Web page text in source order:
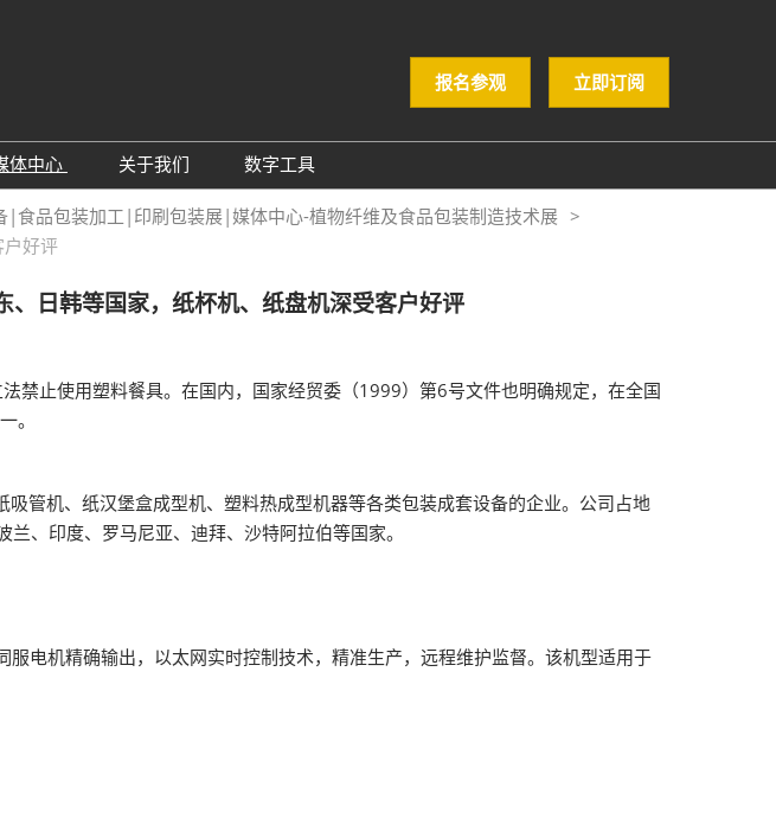
报名参观 立即订阅
贸配对
体中心
展会资讯
行业新闻
展商推介
关于我们
主办方介绍
联系我们
数字工具
GloConverting
|食品包装加工|印刷包装展|媒体中心-植物纤维及食品包装制造技术展
好评
日韩等国家，纸杯机、纸盘机深受客户好评
禁止使用塑料餐具。在国内，国家经贸委（1999）第6号文件也明确规定，在全国
。
管机、纸汉堡盒成型机、塑料热成型机器等各类包装成套设备的企业。公司占地
、印度、罗马尼亚、迪拜、沙特阿拉伯等国家。
电机精确输出，以太网实时控制技术，精准生产，远程维护监督。该机型适用于